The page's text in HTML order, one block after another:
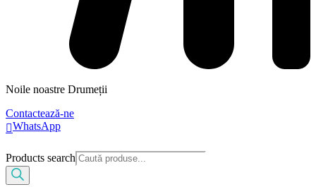
Noile noastre Drumeții
Contactează-ne
WhatsApp
Products search